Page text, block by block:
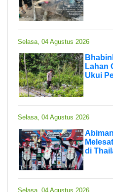
Selasa, 04 Agustus 2026
Lahan
Ukui
Selasa, 04 Agustus 2026
di
Selasa, 04 Agustus 2026